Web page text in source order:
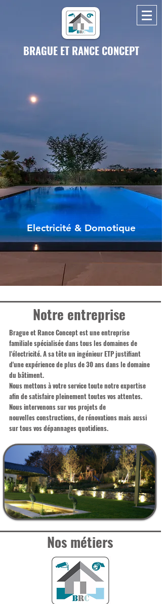
BRAGUE ET RANCE CONCEPT
BRAGUE ET RANCE CONCEPT
Electricité & Domotique
Notre entreprise
Brague et Rance Concept est une entreprise
familiale spécialisée dans tous les domaines de
l'électricité. A sa tête un ingénieur ETP justifiant
d'une expérience de plus de 30 ans dans le domaine
du bâtiment.
Nous mettons à votre service toute notre expertise
afin de satisfaire pleinement toutesvos attentes.
Nous intervenons sur vos projets de
nouvelles constructions, de rénovations mais aussi
sur tous vos dépannages quotidiens.
Nos métiers